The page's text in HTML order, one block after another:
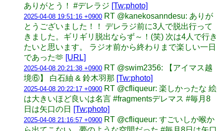
ありがとう！ #デレラジ [Tw:photo]
2025-04-08 19:51:16 +0900 RT @kanekosanndesu: ありが
とうございました！！ デレラジ前に3人で脱出行って
きました。ギリギリ脱出ならず～！(笑) 次は4人で行き
たいと思います。 ラジオ前から終わりまで楽しい一日
であった🫶 [URL]
2025-04-08 20:21:38 +0900 RT @swim2356: 【アイマス越
境⑥】 白石紬 & 鈴木羽那 [Tw:photo]
2025-04-08 20:22:17 +0900 RT @cfliqueur: 楽しかったな 絵
は大きいほど良いは名言 #fragmentsデレマス #毎月8
日は矢口の日 [Tw:photo]
2025-04-08 21:16:57 +0900 RT @cfliqueur: すごいしか喉か